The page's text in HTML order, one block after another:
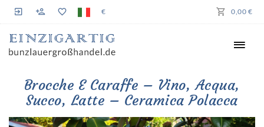
€ 0,00 €
Brocche E Caraffe – Vino, Acqua,
Succo, Latte – Ceramica Polacca